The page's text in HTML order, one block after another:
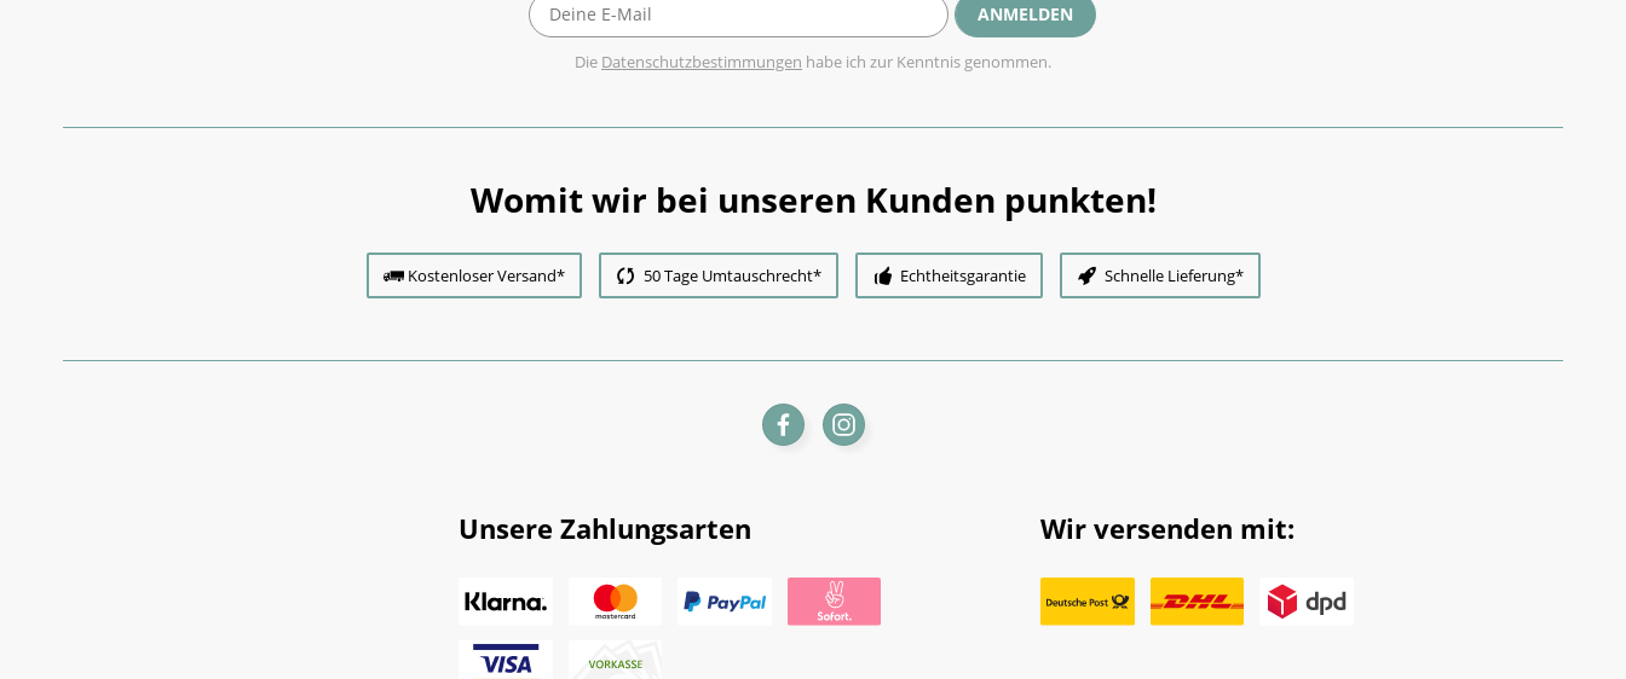
ANMELDEN
Die Datenschutzbestimmungen habe ich zur Kenntnis genommen.
Womit wir bei unseren Kunden punkten!
Kostenloser Versand* 50 Tage Umtauschrecht* Echtheitsgarantie Schnelle Lieferung*
Unsere Zahlungsarten Wir versenden mit: